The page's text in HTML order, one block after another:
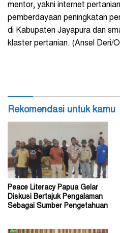
mentor, yakni internet
pemberdayaan peningkatan
di Kabupaten Jayapura dan
klaster pertanian. (Ansel Deri/
Rekomendasi untuk kamu
Peace Literacy Papua Gelar
Diskusi Bertajuk Pengalaman
Sebagai Sumber Pengetahuan